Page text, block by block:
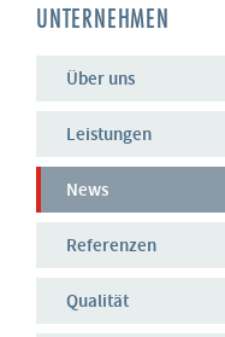
UNTERNEHMEN
Über uns
Leistungen
News
Referenzen
Qualität